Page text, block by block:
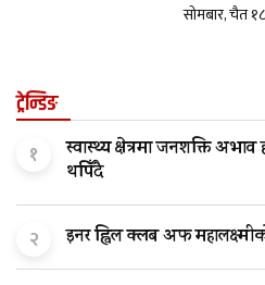
सोमबार, चैत
ट्रेन्डिङ
१
स्वास्थ्य क्षेत्रमा जनशक्ति
थपिँदै
२ इनर ह्विल क्लब अफ